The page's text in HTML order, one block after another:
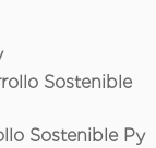
Sostenible
Sostenible Py